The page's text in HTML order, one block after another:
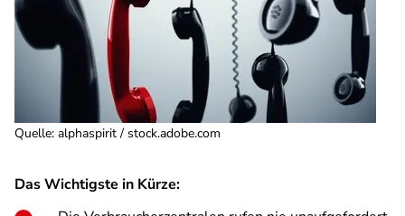
Quelle: alphaspirit / stock.adobe.com
Das Wichtigste in Kürze: